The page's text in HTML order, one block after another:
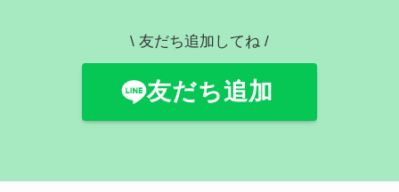
\ 友だち追加してね /
友だち追加